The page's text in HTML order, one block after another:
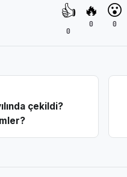
👍
0
🔥
0
😮
0
çekildi?